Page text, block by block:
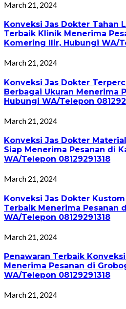
March 21, 2024
Konveksi Jas Dokter Tahan
Terbaik Klinik Menerima
Komering Ilir, Hubungi WA/
March 21, 2024
Konveksi Jas Dokter
Berbagai Ukuran Menerima
Hubungi WA/Telepon
March 21, 2024
Konveksi Jas Dokter
Siap Menerima Pesanan di
WA/Telepon 08129291318
March 21, 2024
Konveksi Jas Dokter
Terbaik Menerima Pesanan
WA/Telepon 08129291318
March 21, 2024
Penawaran Terbaik
Menerima Pesanan di
WA/Telepon 08129291318
March 21, 2024